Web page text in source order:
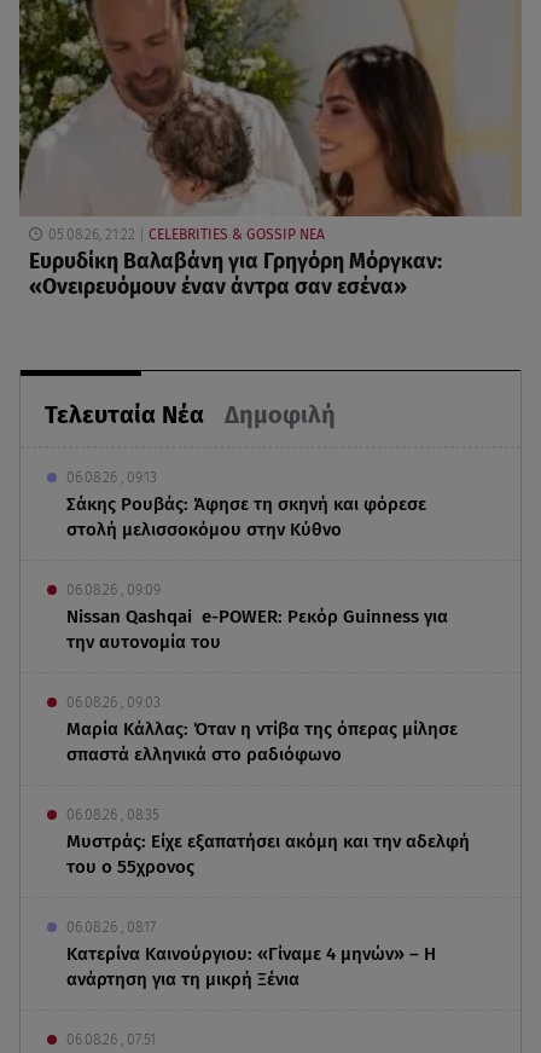
Τελευταία Νέα Δημοφιλή
06.08.26 , 09:13
Σάκης Ρουβάς: Άφησε τη σκηνή και φόρεσε
στολή μελισσοκόμου στην Κύθνο
06.08.26 , 09:09
Nissan Qashqai e-POWER: Ρεκόρ Guinness για
την αυτονομία του
06.08.26 , 09:03
Μαρία Κάλλας: Όταν η ντίβα της όπερας μίλησε
σπαστά ελληνικά στο ραδιόφωνο
06.08.26 , 08:35
Μυστράς: Είχε εξαπατήσει ακόμη και την αδελφή
του ο 55χρονος
06.08.26 , 08:17
Κατερίνα Καινούργιου: «Γίναμε 4 μηνών» – Η
ανάρτηση για τη μικρή Ξένια
06.08.26 , 07:51
05.08.26, 21:22 CELEBRITIES & GOSSIP ΝΕΑ
Ευρυδίκη Βαλαβάνη για Γρηγόρη Μόργκαν:
«Oνειρευόμουν έναν άντρα σαν εσένα»